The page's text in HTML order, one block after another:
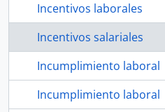
Incentivos laborales
Incentivos salariales
Incumplimiento laboral
Incumplimiento laboral